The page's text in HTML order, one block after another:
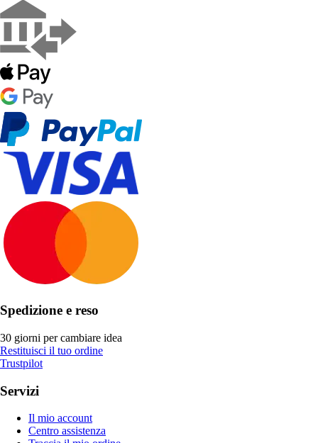
Spedizione e reso
30 giorni per cambiare idea
Restituisci il tuo ordine
Trustpilot
Servizi
Il mio account
Centro assistenza